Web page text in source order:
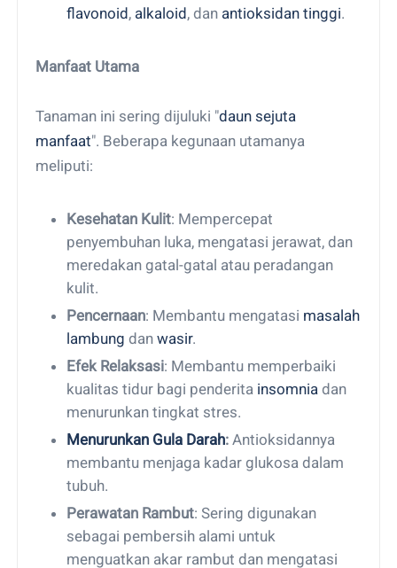
flavonoid, alkaloid, dan antioksidan tinggi.
Manfaat Utama
Tanaman ini sering dijuluki "daun sejuta
manfaat". Beberapa kegunaan utamanya
meliputi:
Kesehatan Kulit: Mempercepat
penyembuhan luka, mengatasi jerawat, dan
meredakan gatal-gatal atau peradangan
kulit.
Pencernaan: Membantu mengatasi masalah
lambung danwasir.
Efek Relaksasi: Membantu memperbaiki
kualitas tidur bagi penderita insomnia dan
menurunkan tingkat stres.
Menurunkan Gula Darah:Antioksidannya
membantu menjaga kadar glukosa dalam
tubuh.
Perawatan Rambut: Sering digunakan
sebagai pembersih alami untuk
menguatkan akar rambut dan mengatasi